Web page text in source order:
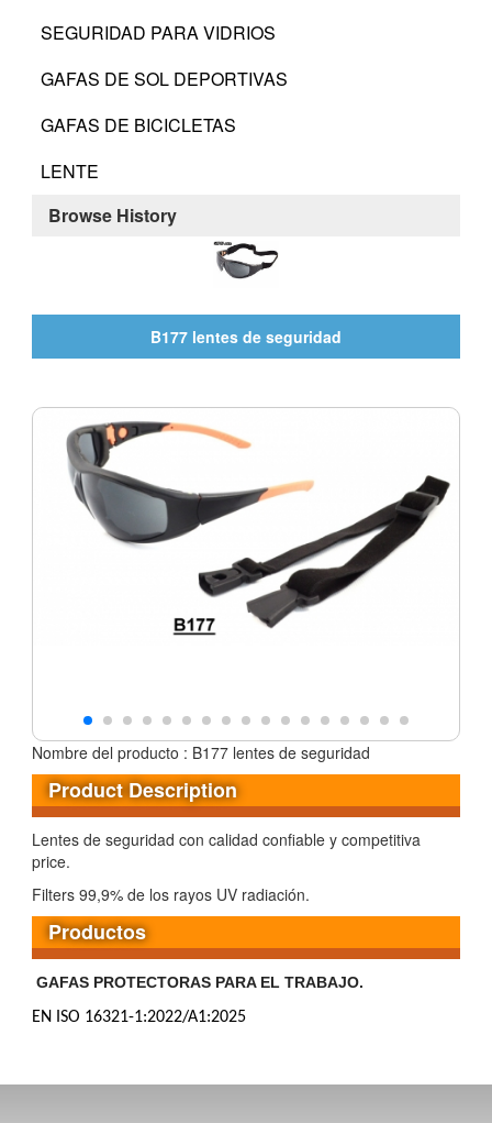
SEGURIDAD PARA VIDRIOS
GAFAS DE SOL DEPORTIVAS
GAFAS DE BICICLETAS
LENTE
Browse History
B177 lentes de seguridad
Nombre del producto : B177 lentes de seguridad
Product Description
Lentes de seguridad con calidad confiable y competitiva
price.
Filters 99,9% de los rayos UV radiación.
Productos
GAFAS PROTECTORAS PARA EL TRABAJO.
EN ISO 16321-1:2022/A1:2025